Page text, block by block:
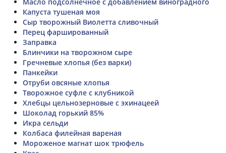
Капуста тушеная моя
Сыр творожный Виолетта сливочный
Перец фаршированный
Заправка
Блинчики на творожном сыре
Гречневые хлопья (без варки)
Панкейки
Отруби овсяные хлопья
Творожное суфле с клубникой
Хлебцы цельнозерновые с эхинацеей
Шоколад горький 85%
Икра сельди
Колбаса филейная вареная
Мороженое магнат шок трюфель